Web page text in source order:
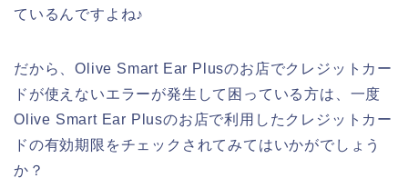
ているんですよね♪
だから、Olive Smart Ear Plusのお店でクレジットカー
ドが使えないエラーが発生して困っている方は、一度
Olive Smart Ear Plusのお店で利用したクレジットカー
ドの有効期限をチェックされてみてはいかがでしょう
か？